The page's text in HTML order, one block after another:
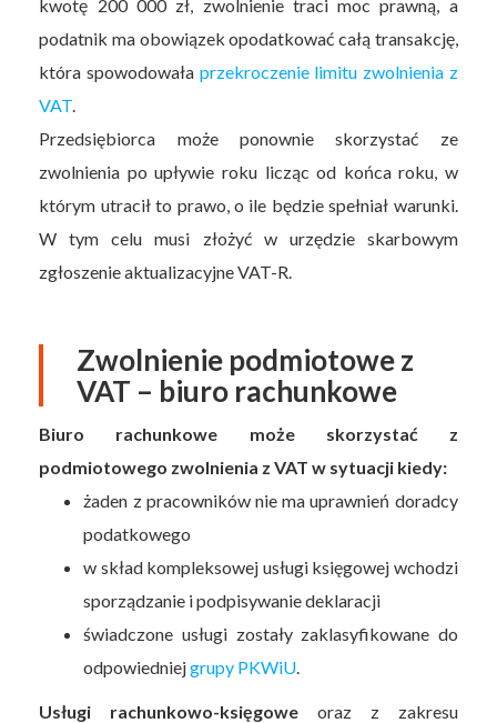
kwotę 200 000 zł, zwolnienie traci moc prawną, a
podatnik ma obowiązek opodatkować całą transakcję,
która spowodowała przekroczenie limitu zwolnienia z
VAT
Przedsiębiorca może ponownie skorzystać ze
zwolnienia po upływie roku licząc od końca roku, w
którym utracił to prawo, o ile będzie spełniał warunki.
W tym celu musi złożyć w urzędzie skarbowym
zgłoszenie aktualizacyjne VAT-R.
Zwolnienie podmiotowe z
VAT – biuro rachunkowe
Biuro rachunkowe może skorzystać z
podmiotowego zwolnienia z VAT w sytuacji kiedy:
żaden z pracowników nie ma uprawnień doradcy
podatkowego
w skład kompleksowej usługi księgowej wchodzi
sporządzanie i podpisywanie deklaracji
świadczone usługi zostały zaklasyfikowane do
odpowiedniejgrupy PKWiU
Usługi rachunkowo-księgowe oraz z zakresu